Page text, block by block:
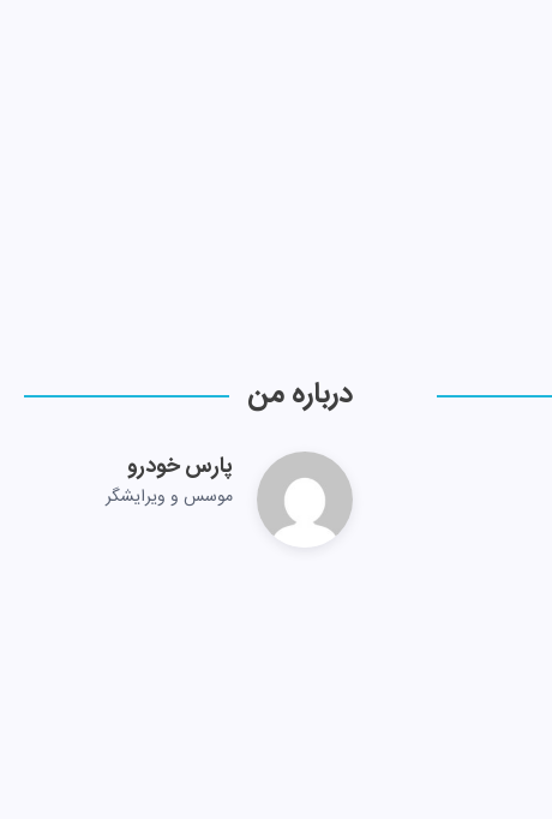
درباره من
پارس خودرو
موسس و ویرایشگر